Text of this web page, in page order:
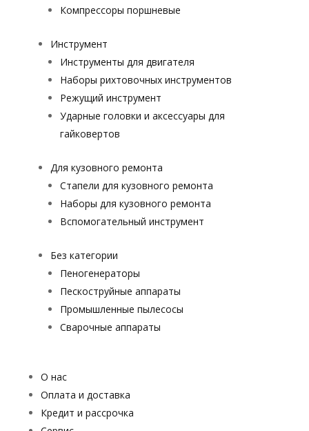
Компрессоры поршневые
Инструмент
Инструменты для двигателя
Наборы рихтовочных инструментов
Режущий инструмент
Ударные головки и аксессуары для
гайковертов
Для кузовного ремонта
Стапели для кузовного ремонта
Наборы для кузовного ремонта
Вспомогательный инструмент
Без категории
Пеногенераторы
Пескоструйные аппараты
Промышленные пылесосы
Сварочные аппараты
О нас
Оплата и доставка
Кредит и рассрочка